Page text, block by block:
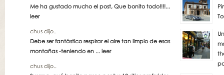
Me ha gustado mucho el post, Que bonito todo!!!!...
leer
chus dijo..
Debe ser fantástico respirar el aire tan limpio de esas
montañas -teniendo en ... leer
chus dijo..